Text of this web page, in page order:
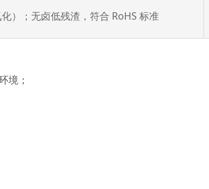
）；无卤低残渣，符合 RoHS 标准
境；